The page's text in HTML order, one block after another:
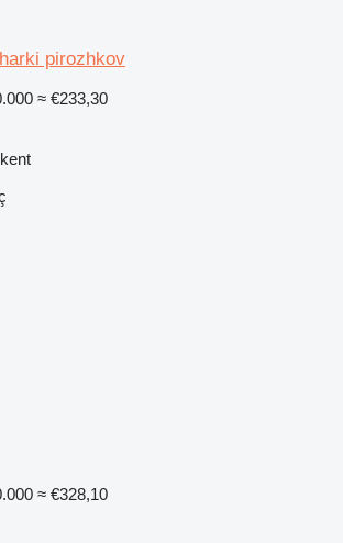
pirozhkov
≈ €233,30
≈ €328,10